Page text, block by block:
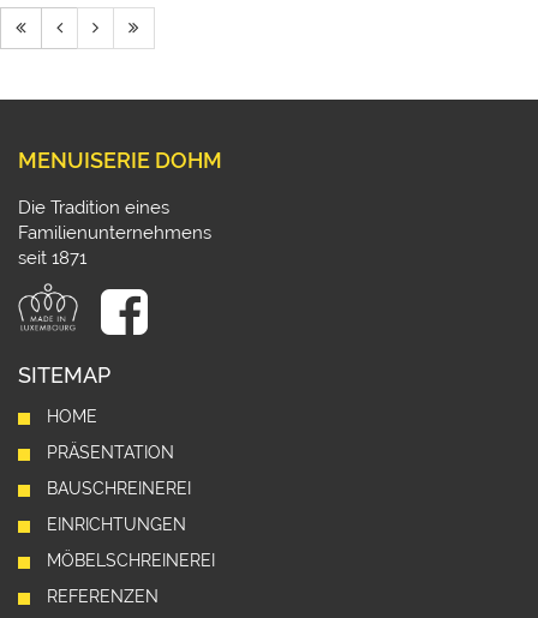
MENUISERIE DOHM
Die Tradition eines
Familienunternehmens
seit 1871
SITEMAP
HOME
PRÄSENTATION
BAUSCHREINEREI
EINRICHTUNGEN
MÖBELSCHREINEREI
REFERENZEN